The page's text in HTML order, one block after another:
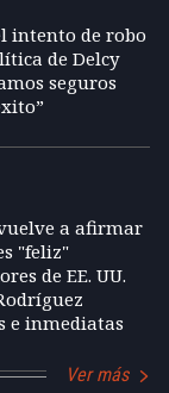
intento de robo
de Delcy
seguros
a afirmar
"feliz"
de EE. UU.
e inmediatas
Ver más